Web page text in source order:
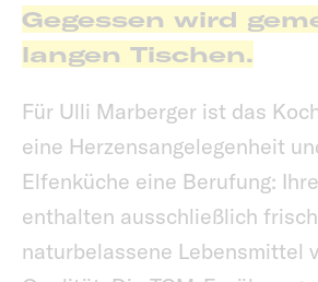
Gegessen wird
langen Tischen.
Für Ulli Marberger ist das
eine Herzensangelegenheit
Elfenküche eine Berufung:
enthalten ausschließlich
naturbelassene Lebensmittel